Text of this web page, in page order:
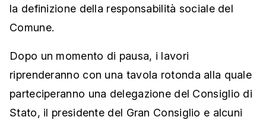
la definizione della responsabilità sociale del
Comune.
Dopo un momento di pausa, i lavori
riprenderanno con una tavola rotonda alla quale
parteciperanno una delegazione del Consiglio di
Stato, il presidente del Gran Consiglio e alcuni